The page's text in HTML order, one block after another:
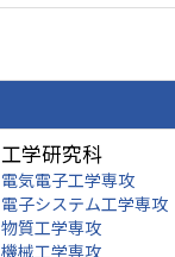
工学研究科
電気電子工学専攻
電子システム工学専攻
物質工学専攻
機械工学専攻